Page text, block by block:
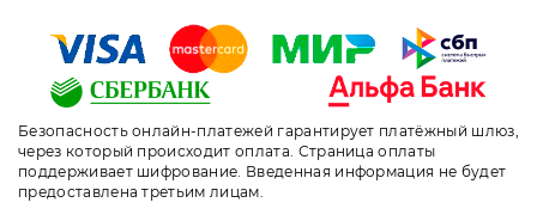
Безопасность онлайн-платежей гарантирует платёжный шлюз,
через который происходит оплата. Страница оплаты
поддерживает шифрование. Введенная информация не будет
предоставлена третьим лицам.